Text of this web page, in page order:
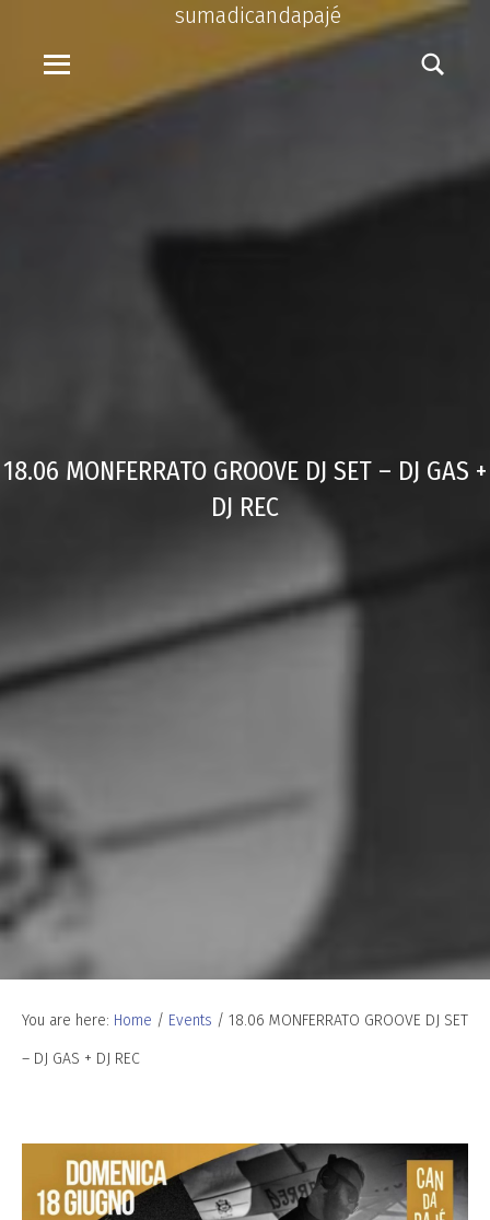
sumadicandapajé
18.06 MONFERRATO GROOVE DJ SET – DJ GAS +
DJ REC
You are here: Home / Events / 18.06 MONFERRATO GROOVE DJ SET
– DJ GAS + DJ REC